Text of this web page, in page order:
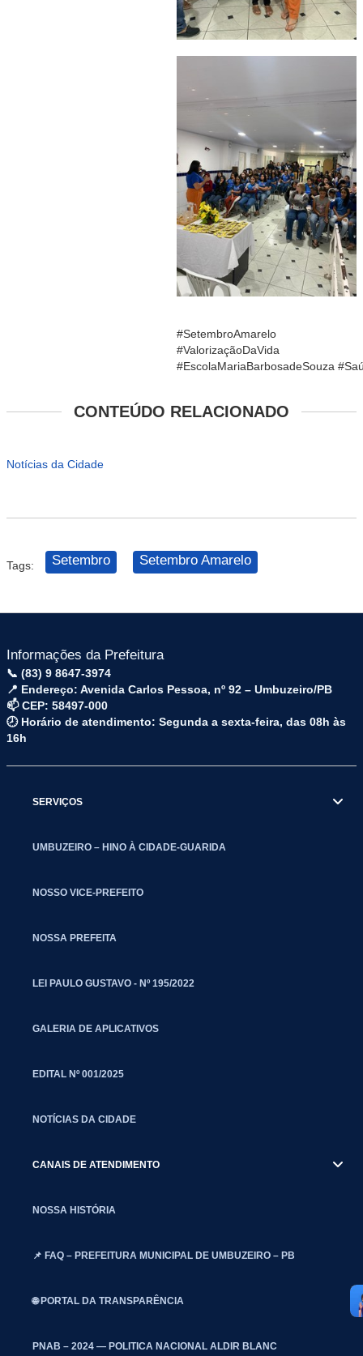
#SetembroAmarelo
#ValorizaçãoDaVida
#EscolaMariaBarbosadeSouza
CONTEÚDO RELACIONADO
Notícias da Cidade
Tags: Setembro Setembro Amarelo
Informações da Prefeitura
📞 (83) 9 8647-3974
📍 Endereço: Avenida Carlos Pessoa, nº 92 – Umbuzeiro/PB
📫 CEP: 58497-000
🕗 Horário de atendimento: Segunda a sexta-feira, das 08h às
16h
SERVIÇOS
UMBUZEIRO – HINO À CIDADE-GUARIDA
NOSSO VICE-PREFEITO
NOSSA PREFEITA
LEI PAULO GUSTAVO - Nº 195/2022
GALERIA DE APLICATIVOS
EDITAL Nº 001/2025
NOTÍCIAS DA CIDADE
CANAIS DE ATENDIMENTO
NOSSA HISTÓRIA
📌 FAQ – PREFEITURA MUNICIPAL DE UMBUZEIRO – PB
🌐 PORTAL DA TRANSPARÊNCIA
PNAB – 2024 — POLITICA NACIONAL ALDIR BLANC